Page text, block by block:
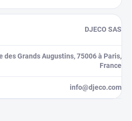
DJECO SAS
des Grands Augustins, 75006 à Paris,
France
info@djeco.com